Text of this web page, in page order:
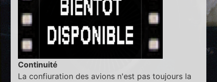
Continuité
La confiuration des avions n'est pas toujours la